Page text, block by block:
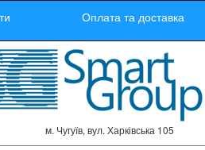
Оплата та доставка
м. Чугуїв, вул. Харківська 105